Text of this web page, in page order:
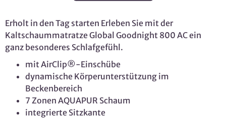
Erholt in den Tag starten Erleben Sie mit der
Kaltschaummatratze Global Goodnight 800 AC ein
ganz besonderes Schlafgefühl.
mit AirClip®-Einschübe
dynamische Körperunterstützung im
Beckenbereich
7 Zonen AQUAPUR Schaum
integrierte Sitzkante